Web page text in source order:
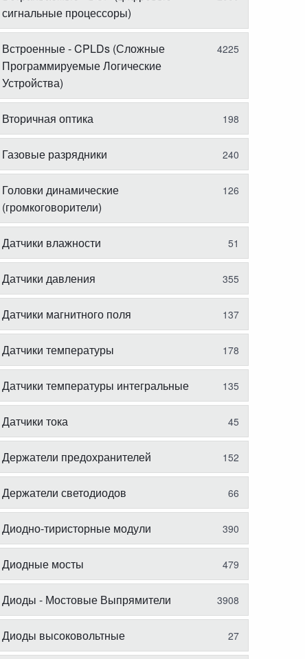
сигнальные процессоры)
Встроенные - CPLDs (Сложные
Программируемые Логические
Устройства)
4225
Вторичная оптика 198
Газовые разрядники 240
Головки динамические
(громкоговорители)
126
Датчики влажности 51
Датчики давления 355
Датчики магнитного поля 137
Датчики температуры 178
Датчики температуры интегральные 135
Датчики тока 45
Держатели предохранителей 152
Держатели светодиодов 66
Диодно-тиристорные модули 390
Диодные мосты 479
Диоды - Мостовые Выпрямители 3908
Диоды высоковольтные 27